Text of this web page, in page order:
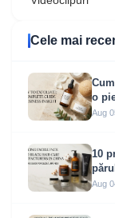
Cele mai
o
Aug
10
Aug